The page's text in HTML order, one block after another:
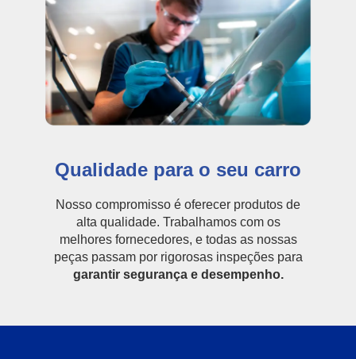
Qualidade para o seu carro
Nosso compromisso é oferecer produtos de
alta qualidade. Trabalhamos com os
melhores fornecedores, e todas as nossas
peças passam por rigorosas inspeções para
garantir segurança e desempenho.